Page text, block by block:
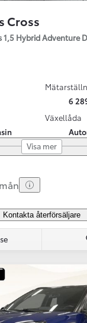
Cross
1,5 Hybrid Adventure
6
Växellåda
Visa mer
Kontakta återförsäljare